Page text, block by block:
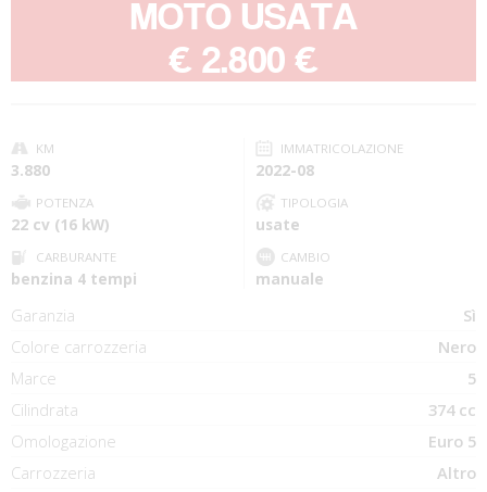
MOTO USATA
€ 2.800 €
KM
3.880
IMMATRICOLAZIONE
2022-08
POTENZA
22 cv (16 kW)
TIPOLOGIA
usate
CARBURANTE
benzina 4 tempi
CAMBIO
manuale
Garanzia
Sì
Colore carrozzeria
Nero
Marce
5
Cilindrata
374 cc
Omologazione
Euro 5
Carrozzeria
Altro